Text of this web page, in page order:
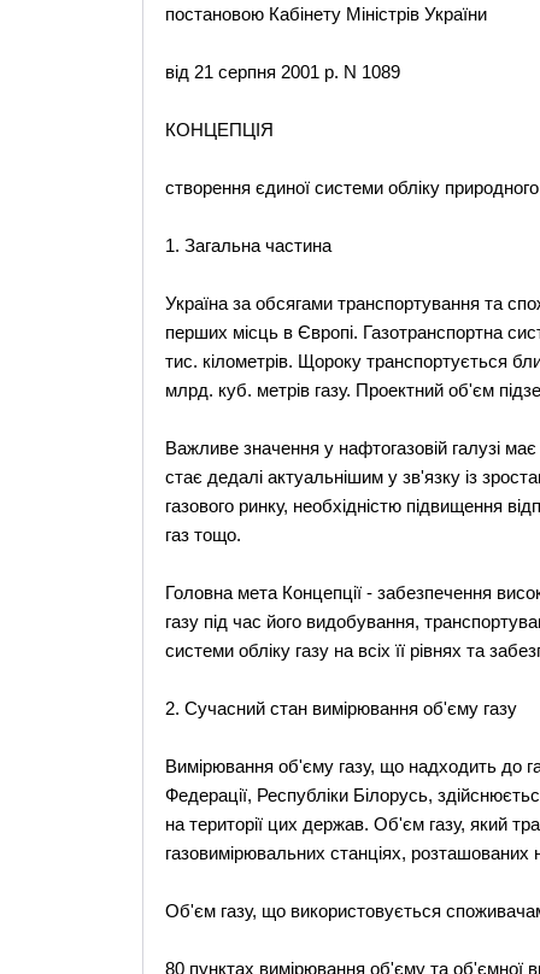
постановою Кабінету Міністрів України
від 21 серпня 2001 р. N 1089
КОНЦЕПЦІЯ
створення єдиної системи обліку природного
1. Загальна частина
Україна за обсягами транспортування та
перших місць в Європі. Газотранспортна
тис. кілометрів. Щороку транспортується
млрд. куб. метрів газу. Проектний об'єм
Важливе значення у нафтогазовій галузі
стає дедалі актуальнішим у зв'язку із
газового ринку, необхідністю підвищення
газ тощо.
Головна мета Концепції - забезпечення
газу під час його видобування,
системи обліку газу на всіх її рівнях та
2. Сучасний стан вимірювання об'єму газу
Вимірювання об'єму газу, що надходить до
Федерації, Республіки Білорусь,
на території цих держав. Об'єм газу, який
газовимірювальних станціях, розташованих
Об'єм газу, що використовується
80 пунктах вимірювання об'єму та об'ємної